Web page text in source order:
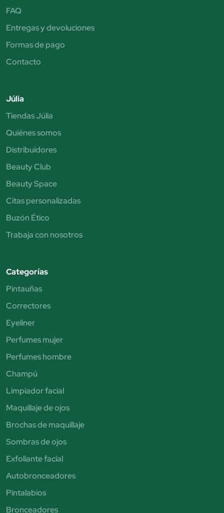
FAQ
Entregas y devoluciones
Formas de pago
Contacto
Júlia
Tiendas Júlia
Quiénes somos
Distribuidores
Beauty Club
Beauty Space
Citas personalizadas
Buzón Ético
Trabaja con nosotros
Categorías
Pintauñas
Correctores
Eyeliner
Perfumes mujer
Perfumes hombre
Champú
Limpiador facial
Maquillaje de ojos
Brochas de maquillaje
Sombras de ojos
Exfoliante facial
Autobronceadores
Pintalabios
Bronceadores